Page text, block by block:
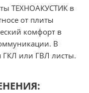
ТЕХНОАКУСТИК в
от плиты
комфорт в
В
ГКЛ или ГВЛ листы.